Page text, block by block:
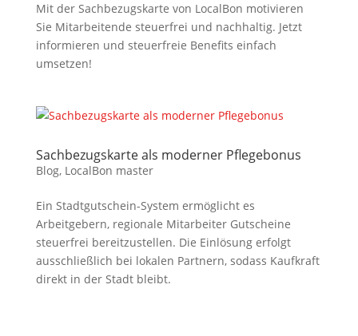
Mit der Sachbezugskarte von LocalBon motivieren
Sie Mitarbeitende steuerfrei und nachhaltig. Jetzt
informieren und steuerfreie Benefits einfach
umsetzen!
Sachbezugskarte als moderner Pflegebonus
Blog, LocalBon master
Ein Stadtgutschein-System ermöglicht es
Arbeitgebern, regionale Mitarbeiter Gutscheine
steuerfrei bereitzustellen. Die Einlösung erfolgt
ausschließlich bei lokalen Partnern, sodass Kaufkraft
direkt in der Stadt bleibt.